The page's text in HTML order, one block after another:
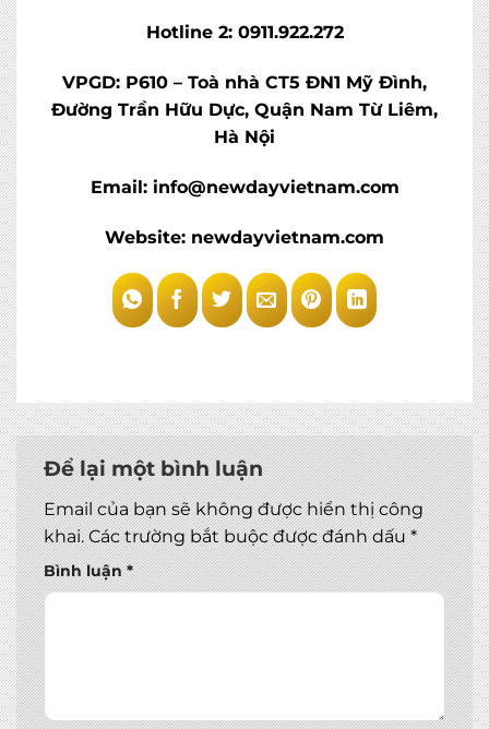
Hotline 2: 0911.922.272
VPGD: P610 – Toà nhà CT5 ĐN1 Mỹ Đình,
Đường Trần Hữu Dực, Quận Nam Từ Liêm,
Hà Nội
Email: info@newdayvietnam.com
Website: newdayvietnam.com
Để lại một bình luận
Email của bạn sẽ không được hiển thị công
khai. Các trường bắt buộc được đánh dấu*
Bình luận*